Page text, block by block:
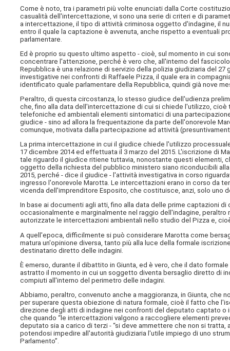
Come è noto, tra i parametri più volte enunciati dalla Corte
casualità dell'intercettazione, vi sono una serie di criteri e di
a intercettazione, il tipo di attività criminosa oggetto d'indagine, il
entro il quale la captazione è avvenuta, anche rispetto a eventuali
parlamentare.
Ed è proprio su questo ultimo aspetto - cioè, sul momento in cui
concentrare l'attenzione, perché è vero che, all'interno del
Repubblica è una relazione di servizio della polizia giudiziaria del
investigative nei confronti di Raffaele Pizza, il quale era in
identificato quale parlamentare della Repubblica, quindi già nove
Peraltro, di questa circostanza, lo stesso giudice dell'udienza
che, fino alla data dell'intercettazione di cui si chiede l'utilizzo, cioè
telefoniche ed ambientali elementi sintomatici di una
giudice - sino ad allora la frequentazione da parte dell'onorevole
comunque, motivata dalla partecipazione ad attività
La prima intercettazione in cui il giudice chiede l'utilizzo
17 dicembre 2014 ed effettuata il 3 marzo del 2015. L'iscrizione di
tale riguardo il giudice ritiene tuttavia, nonostante questi elementi,
oggetto della richiesta del pubblico ministero siano riconducibili
2015, perché - dice il giudice - l'attività investigativa in corso
ingresso l'onorevole Marotta. Le intercettazioni erano in corso da
vicenda dell'imprenditore Esposito, che costituisce, anzi, solo uno
In base ai documenti agli atti, fino alla data delle prime captazioni
occasionalmente e marginalmente nel raggio dell'indagine,
autorizzate le intercettazioni ambientali nello studio del Pizza e,
A quell'epoca, difficilmente si può considerare Marotta come
matura un'opinione diversa, tanto più alla luce della formale
destinatario diretto delle indagini.
È emerso, durante il dibattito in Giunta, ed è vero, che il dato
astratto il momento in cui un soggetto diventa bersaglio diretto di
compiuti all'interno del perimetro delle indagini.
Abbiamo, peraltro, convenuto anche a maggioranza, in Giunta,
per superare questa obiezione di natura formale, cioè il fatto che
direzione degli atti di indagine nei confronti del deputato captato
che quando “le intercettazioni valgono a raccogliere elementi
deputato sia a carico di terzi - “si deve ammettere che non si
potendosi impedire all'autorità giudiziaria l'utile impiego di uno
Parlamento”.